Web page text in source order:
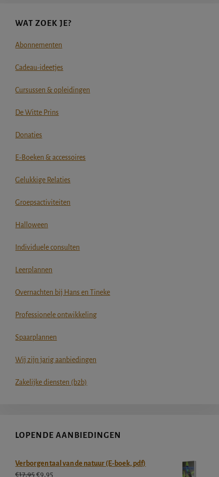
WAT ZOEK JE?
Abonnementen
Cadeau-ideetjes
Cursussen & opleidingen
De Witte Prins
Donaties
E-Boeken & accessoires
Gelukkige Relaties
Groepsactiviteiten
Halloween
Individuele consulten
Leerplannen
Overnachten bij Hans en Tineke
Professionele ontwikkeling
Spaarplannen
Wij zijn jarig aanbiedingen
Zakelijke diensten (b2b)
LOPENDE AANBIEDINGEN
Verborgen taal van de natuur (E-boek, pdf)
€17,95Oorspronkelijke
€9,95